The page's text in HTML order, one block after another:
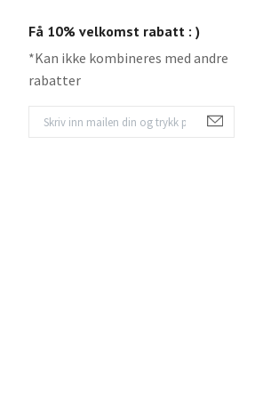
Få 10% velkomst rabatt : )
*Kan ikke kombineres med andre
rabatter